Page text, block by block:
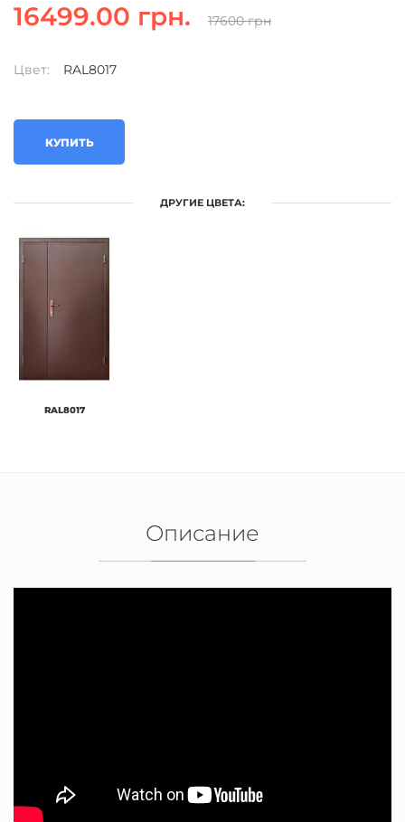
16499.00 грн. 17600 грн
Цвет: RAL8017
КУПИТЬ
ДРУГИЕ ЦВЕТА:
RAL8017
Описание